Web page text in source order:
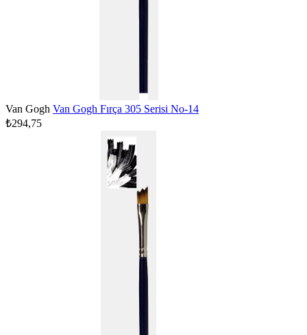
Van Gogh Van Gogh Fırça 305 Serisi No-14
₺294,75